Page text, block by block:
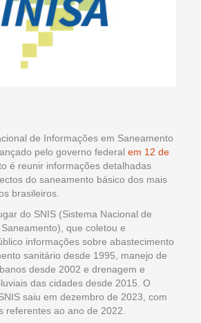
de Informações em Saneamento
pelo governo federal em 12 de
é reunir informações detalhadas
do saneamento básico dos mais
brasileiros.
do SNIS (Sistema Nacional de
que coletou e
informações sobre abastecimento
sanitário desde 1995, manejo de
desde 2002 e drenagem e
das cidades desde 2015. O
saiu em dezembro de 2023, com
referentes ao ano de 2022.